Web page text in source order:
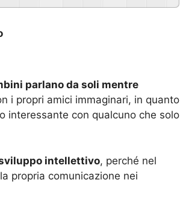
parlano da soli mentre
i propri amici immaginari, in quanto
interessante con qualcuno che solo
intellettivo, perché nel
propria comunicazione nei